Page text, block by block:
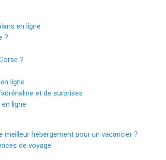
en ligne
?
?
ligne
et de surprises
ligne
hébergement pour un vacancier ?
de voyage